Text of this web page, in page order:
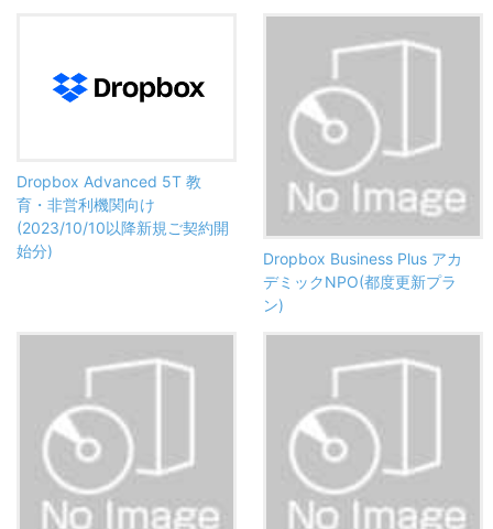
Dropbox Advanced 5T 教
育・非営利機関向け
(2023/10/10以降新規ご契約開
始分)
Dropbox Business Plus アカ
デミックNPO(都度更新プラ
ン)